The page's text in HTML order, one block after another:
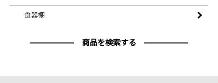
食器棚
商品を検索する